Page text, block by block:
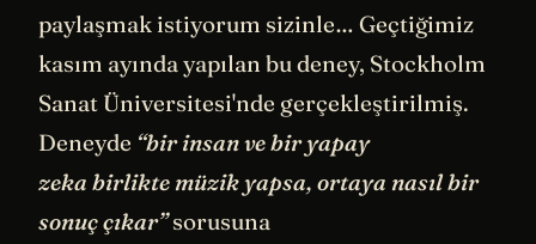
paylaşmak istiyorum sizinle… Geçtiğimiz
kasım ayında yapılan bu deney, Stockholm
Sanat Üniversitesi'nde gerçekleştirilmiş.
Deneyde “bir insan ve bir yapay
zeka birlikte müzik yapsa, ortaya nasıl bir
sonuç çıkar”sorusuna